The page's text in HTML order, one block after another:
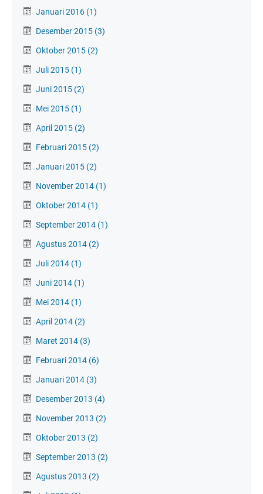
Januari 2016 (1)
Desember 2015 (3)
Oktober 2015 (2)
Juli 2015 (1)
Juni 2015 (2)
Mei 2015 (1)
April 2015 (2)
Februari 2015 (2)
Januari 2015 (2)
November 2014 (1)
Oktober 2014 (1)
September 2014 (1)
Agustus 2014 (2)
Juli 2014 (1)
Juni 2014 (1)
Mei 2014 (1)
April 2014 (2)
Maret 2014 (3)
Februari 2014 (6)
Januari 2014 (3)
Desember 2013 (4)
November 2013 (2)
Oktober 2013 (2)
September 2013 (2)
Agustus 2013 (2)